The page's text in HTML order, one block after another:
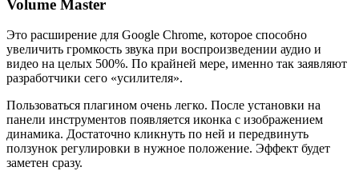
Volume Master
Это расширение для Google Chrome, которое способно
увеличить громкость звука при воспроизведении аудио и
видео на целых 500%. По крайней мере, именно так заявляют
разработчики сего «усилителя».
Пользоваться плагином очень легко. После установки на
панели инструментов появляется иконка с изображением
динамика. Достаточно кликнуть по ней и передвинуть
ползунок регулировки в нужное положение. Эффект будет
заметен сразу.